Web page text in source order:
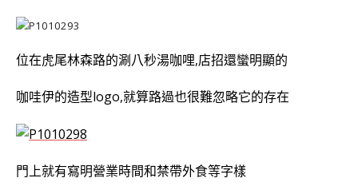
位在虎尾林森路的涮八秒湯咖哩,店招還蠻明顯的
咖哇伊的造型logo,就算路過也很難忽略它的存在
門上就有寫明營業時間和禁帶外食等字樣